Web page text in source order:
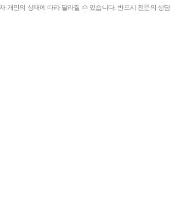
개인의 상태에 따라 달라질 수 있습니다. 반드시 전문의 상담